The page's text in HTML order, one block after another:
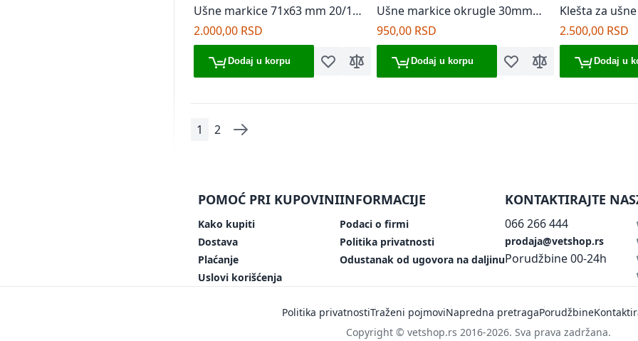
Ušne markice 71x63 mm 20/1
zelene
2.000,00 RSD
Dodaj u korpu Dodaj u listu želja
Dodaj za poređenje
Ušne markice okrugle 30mm
plave 20/1
950,00 RSD
Dodaj u korpu Dodaj u listu želja
Dodaj za poređenje
Klešta za
2.500,00 RSD
Dodaj u
Page
You're currently reading page
1 Page
2 Page
Sledeće
POMOĆ PRI KUPOVINI
Kako kupiti
Dostava
Plaćanje
Uslovi korišćenja
INFORMACIJE
Podaci o firmi
Politika privatnosti
Odustanak od ugovora na daljinu
KONTAKTIRAJTE NAS
066 266 444
prodaja@vetshop.rs
Porudžbine 00-24h
Politika privatnostiTraženi pojmoviNapredna pretragaPorudžbine
Copyright © vetshop.rs 2016-2026. Sva prava zadržana.